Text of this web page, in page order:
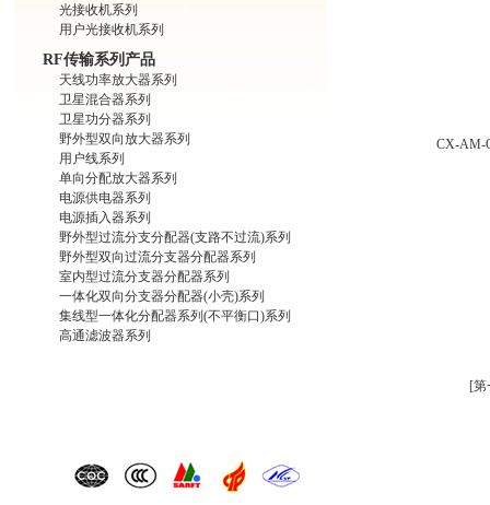
光接收机系列
用户光接收机系列
RF传输系列产品
天线功率放大器系列
卫星混合器系列
卫星功分器系列
野外型双向放大器系列
用户线系列
单向分配放大器系列
电源供电器系列
电源插入器系列
野外型过流分支分配器(支路不过流)系列
野外型双向过流分支器分配器系列
室内型过流分支器分配器系列
一体化双向分支器分配器(小壳)系列
集线型一体化分配器系列(不平衡口)系列
高通滤波器系列
CX-AM-
[第